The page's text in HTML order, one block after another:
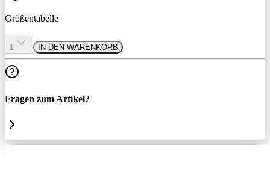
Größentabelle
1 IN DEN WARENKORB
Fragen zum Artikel?